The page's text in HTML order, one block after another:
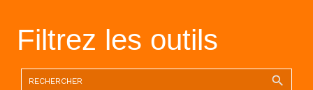
Filtrez les outils